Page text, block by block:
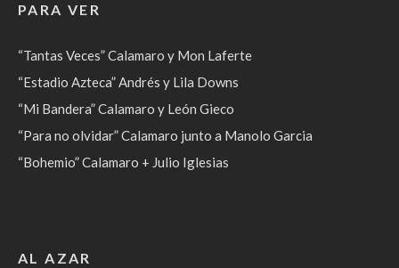
PARA VER
“Tantas Veces” Calamaro y Mon Laferte
“Estadio Azteca” Andrés y Lila Downs
“Mi Bandera” Calamaro y León Gieco
“Para no olvidar” Calamaro junto a Manolo Garcia
“Bohemio” Calamaro + Julio Iglesias
AL AZAR